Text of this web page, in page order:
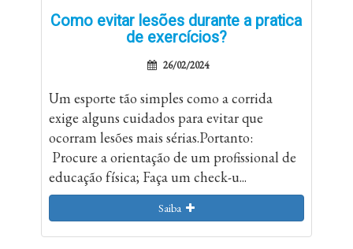
Como evitar lesões durante a pratica
de exercícios?
26/02/2024
Um esporte tão simples como a corrida
exige alguns cuidados para evitar que
ocorram lesões mais sérias.Portanto:
Procure a orientação de um profissional de
educação física; Faça um check-u...
Saiba